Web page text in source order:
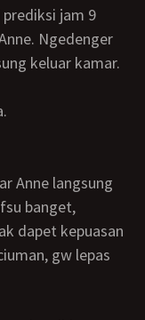
jam 9
Ngedenger
keluar kamar.
banget,
dapet kepuasan
gw lepas